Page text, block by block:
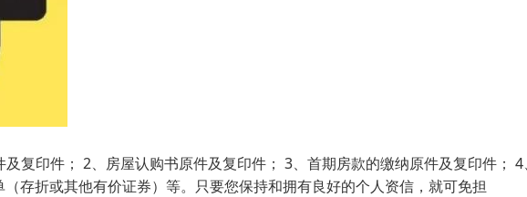
复印件； 2、房屋认购书原件及复印件； 3、首期房款的缴纳原件及复印件；
存折或其他有价证券）等。只要您保持和拥有良好的个人资信，就可免担